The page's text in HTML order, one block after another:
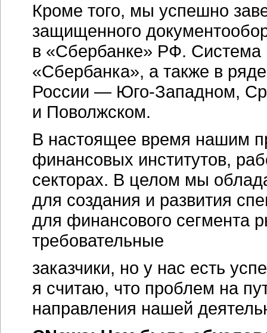
Кроме того, мы успешно
защищенного
в «Сбербанке» РФ. Система
«Сбербанка», а также в
России — Юго-Западном,
и Поволжском.
В настоящее время нашим
финансовых институтов,
секторах. В целом мы
для создания и развития
для финансового сегмента
требовательные
заказчики, но у нас есть
я считаю, что проблем на
направления нашей